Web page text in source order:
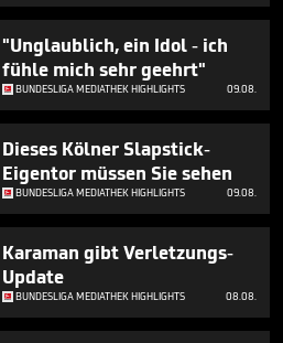
"Unglaublich, ein Idol - ich
fühle mich sehr geehrt"
BUNDESLIGA MEDIATHEK HIGHLIGHTS 09.08.
Dieses Kölner Slapstick-
Eigentor müssen Sie sehen
BUNDESLIGA MEDIATHEK HIGHLIGHTS 09.08.
Karaman gibt Verletzungs-
Update
BUNDESLIGA MEDIATHEK HIGHLIGHTS 08.08.